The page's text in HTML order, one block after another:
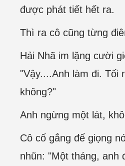
được phát tiết hết ra.
Thì ra cô cũng từng
Hải Nhã im lặng cười
"Vậy....Anh làm đi. Tối
không?"
Anh ngừng một lát,
Cô cố gắng để giọng
nhũn: "Một tháng, anh